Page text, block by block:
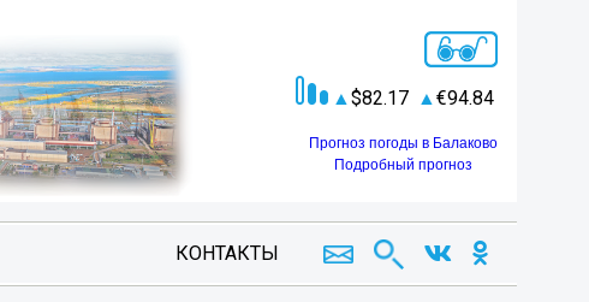
82.17 94.84
Прогноз погоды в Балаково
Подробный прогноз
КОНТАКТЫ